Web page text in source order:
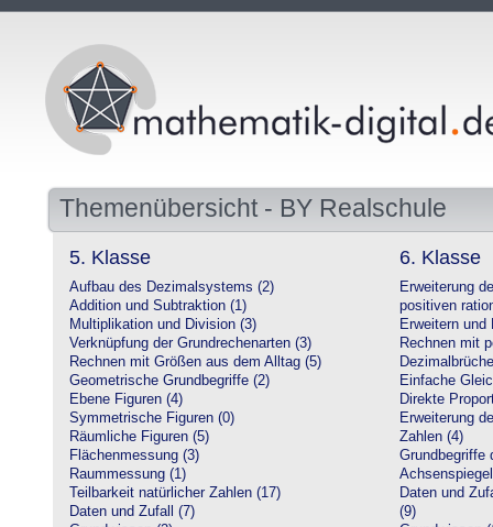
Themenübersicht - BY Realschule
5. Klasse
Aufbau des Dezimalsystems (2)
Addition und Subtraktion (1)
Multiplikation und Division (3)
Verknüpfung der Grundrechenarten (3)
Rechnen mit Größen aus dem Alltag (5)
Geometrische Grundbegriffe (2)
Ebene Figuren (4)
Symmetrische Figuren (0)
Räumliche Figuren (5)
Flächenmessung (3)
Raummessung (1)
Teilbarkeit natürlicher Zahlen (17)
Daten und Zufall (7)
6. Klasse
Erweiterung
positiven
Erweitern und
Rechnen mit
Einfache
Direkte
Erweiterung
Zahlen (4)
Grundbegriffe
Daten und
(9)